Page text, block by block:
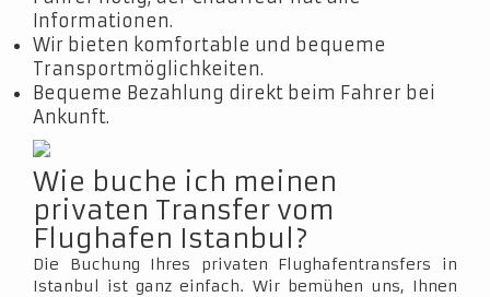
Informationen.
Wir bieten komfortable und bequeme
Transportmöglichkeiten.
Bequeme Bezahlung direkt beim Fahrer bei
Ankunft.
Wie buche ich meinen
privaten Transfer vom
Flughafen Istanbul?
Die Buchung Ihres privaten Flughafentransfers in
Istanbul ist ganz einfach. Wir bemühen uns, Ihnen